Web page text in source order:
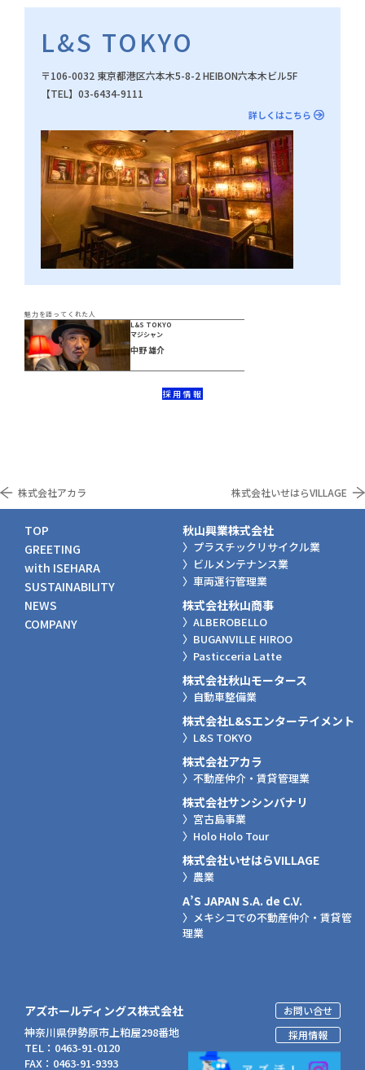
L&S TOKYO
〒106-0032 東京都港区六本木5-8-2 HEIBON六本木ビル5F
【TEL】03-6434-9111
詳しくはこちら
魅力を語ってくれた人
L&S TOKYO
マジシャン
中野 雄介
採用情報
株式会社アカラ 株式会社いせはらVILLAGE
アズホールディングス株式会社
神奈川県伊勢原市上粕屋298番地
TEL：0463-91-0120
FAX：0463-91-9393
お問い合せ
採用情報
TOP
GREETING
with ISEHARA
SUSTAINABILITY
NEWS
COMPANY
秋山興業株式会社
〉プラスチックリサイクル業
〉ビルメンテナンス業
〉車両運行管理業
株式会社秋山商事
〉ALBEROBELLO
〉BUGANVILLE HIROO
〉Pasticceria Latte
株式会社秋山モータース
〉自動車整備業
株式会社L&Sエンターテイメント
〉L&S TOKYO
株式会社アカラ
〉不動産仲介・賃貸管理業
株式会社サンシンバナリ
〉宮古島事業
〉Holo Holo Tour
株式会社いせはらVILLAGE
〉農業
A’S JAPAN S.A. de C.V.
〉メキシコでの不動産仲介・賃貸管
理業